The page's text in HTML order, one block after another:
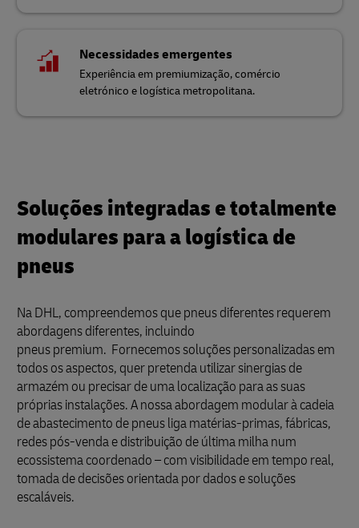
Necessidades emergentes
Experiência em premiumização, comércio
eletrónico e logística metropolitana.
Soluções integradas e totalmente
modulares para a logística de
pneus
Na DHL, compreendemos que pneus diferentes requerem
abordagens diferentes, incluindo
pneus premium. Fornecemos soluções personalizadas em
todos os aspectos, quer pretenda utilizar sinergias de
armazém ou precisar de uma localização para as suas
próprias instalações. A nossa abordagem modular à cadeia
de abastecimento de pneus liga matérias-primas, fábricas,
redes pós-venda e distribuição de última milha num
ecossistema coordenado – com visibilidade em tempo real,
tomada de decisões orientada por dados e soluções
escaláveis.